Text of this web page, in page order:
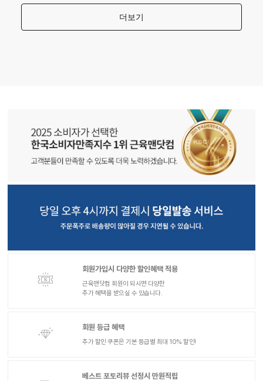
회원가입시 다양한 할인혜택 적용
근육맨닷컴 회원이 되시면 다양한
추가 혜택을 받으실 수 있습니다.
회원 등급 혜택
추가 할인 쿠폰은 기본 등급별 최대 10% 할인!
베스트 포토리뷰 선정시 만원적립